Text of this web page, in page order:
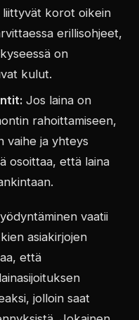
liittyvät korot oikein
erillisohjeet,
on
kulut.
Jos laina on
rahoittamiseen,
vaihe ja yhteys
osoittaa, että laina
vaatii
asiakirjojen
että
jolloin saat